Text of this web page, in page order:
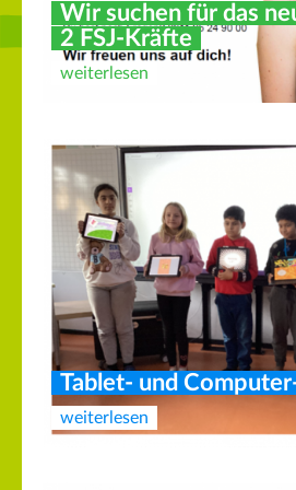
Wir suchen für das
2 FSJ-Kräfte
weiterlesen
Tablet- und
weiterlesen